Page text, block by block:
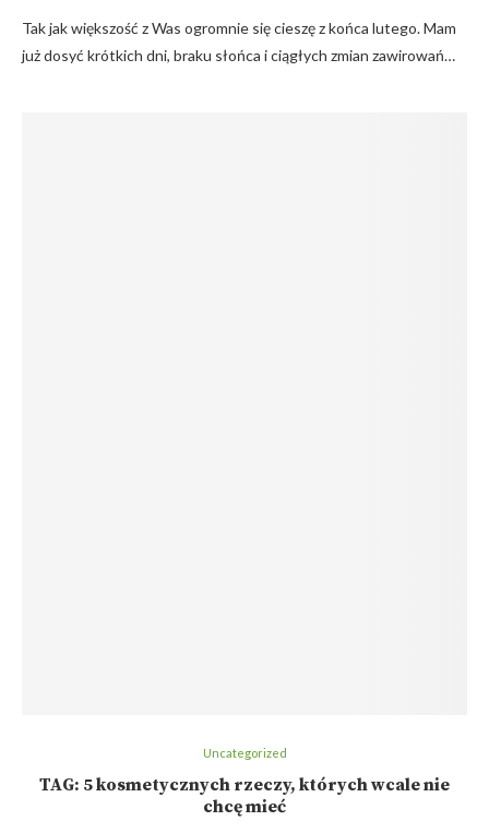
Tak jak większość z Was ogromnie się cieszę z końca lutego. Mam
już dosyć krótkich dni, braku słońca i ciągłych zmian zawirowań…
Uncategorized
TAG: 5 kosmetycznych rzeczy, których wcale nie
chcę mieć